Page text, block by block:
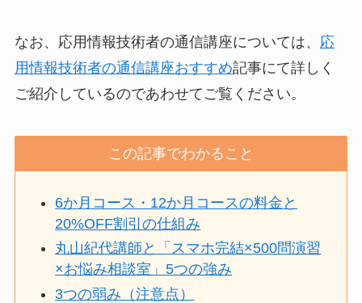
なお、応用情報技術者の通信講座については、 応
用情報技術者の通信講座おすすめ記事にて詳しく
ご紹介しているのであわせてご覧ください。
この記事でわかること
6か月コース・12か月コースの料金と
20%OFF割引の仕組み
丸山紀代講師と「スマホ完結×500問演習
×お悩み相談室」5つの強み
3つの弱み（注意点）